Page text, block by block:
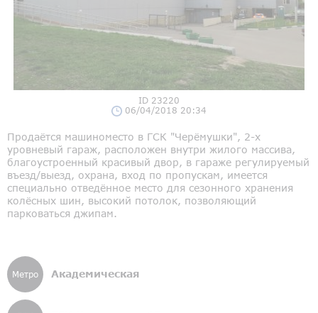
ID 23220
06/04/2018 20:34
Продаётся машиноместо в ГСК "Черёмушки", 2-х
уровневый гараж, расположен внутри жилого массива,
благоустроенный красивый двор, в гараже регулируемый
въезд/выезд, охрана, вход по пропускам, имеется
специально отведённое место для сезонного хранения
колёсных шин, высокий потолок, позволяющий
парковаться джипам.
Метро Академическая